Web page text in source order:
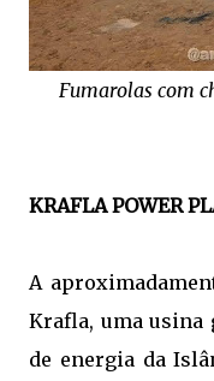
Fumarolas com
KRAFLA POWER
A
Krafla, uma usina
de energia da